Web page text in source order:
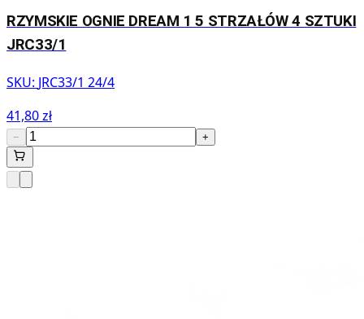
RZYMSKIE OGNIE DREAM 1 5 STRZAŁÓW 4 SZTUKI
JRC33/1
SKU: JRC33/1 24/4
41,80 zł
− +